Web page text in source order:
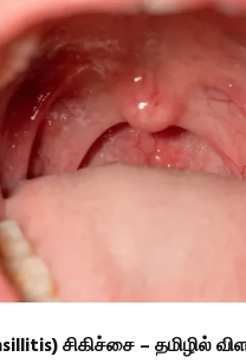
சிகிச்சை – தமிழில்